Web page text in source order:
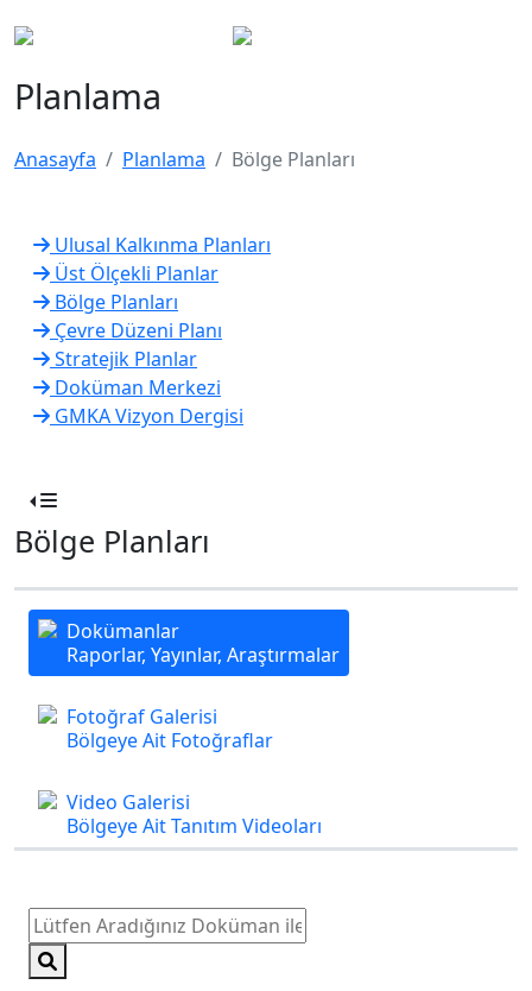
Planlama
Anasayfa Planlama Bölge Planları
Ulusal Kalkınma Planları
Üst Ölçekli Planlar
Bölge Planları
Çevre Düzeni Planı
Stratejik Planlar
Doküman Merkezi
GMKA Vizyon Dergisi
Bölge Planları
Dokümanlar
Raporlar, Yayınlar, Araştırmalar
Fotoğraf Galerisi
Bölgeye Ait Fotoğraflar
Video Galerisi
Bölgeye Ait Tanıtım Videoları